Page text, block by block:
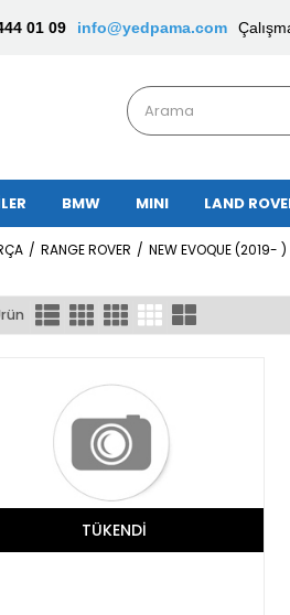
01 09 info@yedpama.com
BMW MINI LAND
RANGE ROVER NEW EVOQUE (2019- )
TÜKENDI